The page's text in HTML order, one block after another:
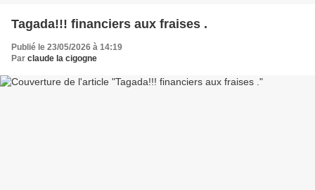
Tagada!!! financiers aux fraises .
Publié le 23/05/2026 à 14:19
Par claude la cigogne